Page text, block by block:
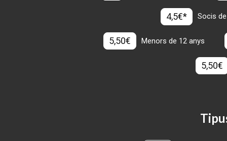
4,5€* Socis
5,50€ Menors de 12 anys
5,50€